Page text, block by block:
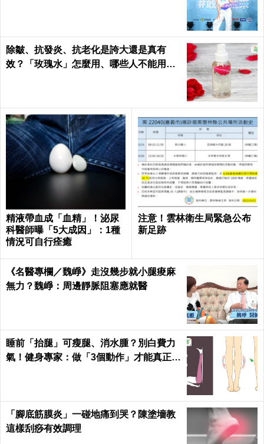
除皺、抗發炎、抗老化是誇大還是真有
效？「玫瑰水」怎麼用、哪些人不能用｜
精液帶血成「血精」！泌尿
科醫師曝「5大成因」：1種
情況可自行痊癒
注意！雲林衛生局緊急公布
新足跡
《名醫專欄／魏崢》走沒幾步就小腿痠麻
無力？魏崢：周邊靜脈阻塞應就醫
睡前「抬腿」可瘦腿、消水腫？別白費力
氣！健身專家：做「3個動作」才能真正躺
「腳底筋膜炎」一碰地痛到哭？陳塗墻教
這樣刮痧有效調理